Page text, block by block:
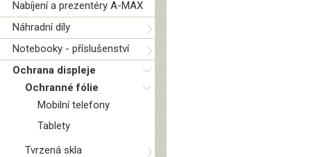
Nabíjení a prezentéry A-MAX
Náhradní díly
Notebooky - příslušenství
Ochrana displeje
Ochranné fólie
Mobilní telefony
Tablety
Tvrzená skla